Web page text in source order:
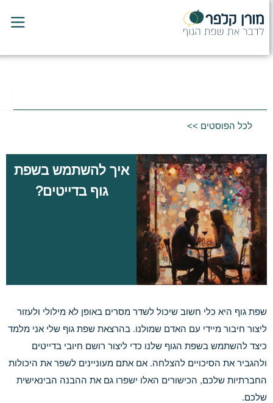
לכל הפוסטים >>
איך להשתמש בשפת
גוף בדייטים?
שפת גוף היא כלי חשוב שיכול לשדר מסרים באופן לא מילולי ולעזור
ליצור חיבור מיידי עם האדם שמולנו. בהרצאת שפת גוף שלי אני מלמד
כיצד להשתמש בשפת הגוף שלנו כדי ליצור רושם חיובי בדייטים
ולהגביר את הסיכויים להצלחה. אם אתם מעוניינים לשפר את היכולות
החברתיות שלכם, הכישורים האלו ישפרו גם את ההבנה הבינאישית
שלכם.